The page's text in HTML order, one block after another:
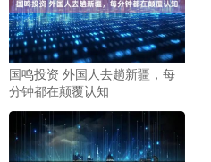
国鸣投资 外国人去趟新疆，每
分钟都在颠覆认知